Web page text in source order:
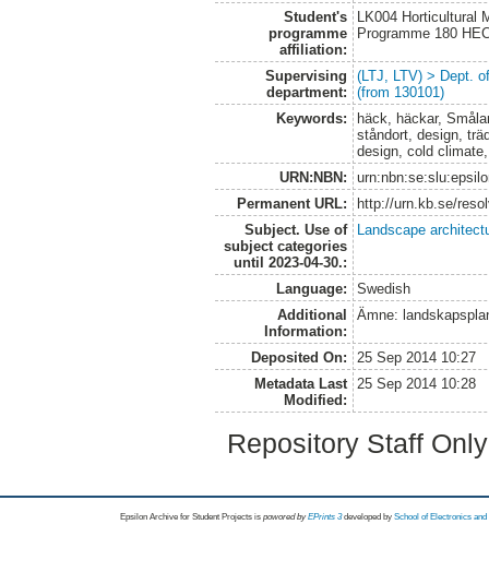
Student's
programme
affiliation:
LK004 Horticultural
Programme 180
Supervising
department:
(LTJ, LTV) > Dept.
(from 130101)
Keywords:
häck, häckar,
ståndort, design,
design, cold
URN:NBN:
Permanent URL:
http://urn.kb.se/
Subject. Use of
subject categories
until 2023-04-30.:
Landscape
Language:
Swedish
Additional
Information:
Ämne:
Deposited On:
25 Sep 2014 10:27
Metadata Last
Modified:
25 Sep 2014 10:28
Repository Staff
Epsilon Archive for Student Projects is powored byEPrints 3 developed by School of Electronics